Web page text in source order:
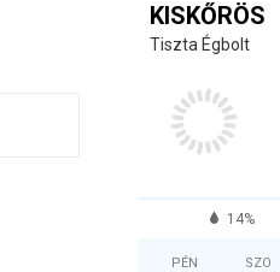
KISKŐRÖS
Tiszta Égbolt
14%
PÉN SZO